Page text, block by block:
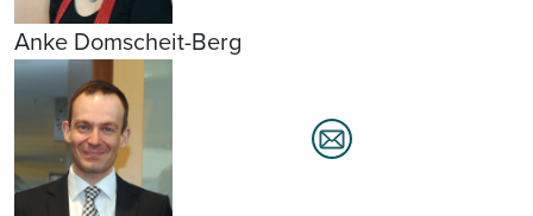
Anke Domscheit-Berg